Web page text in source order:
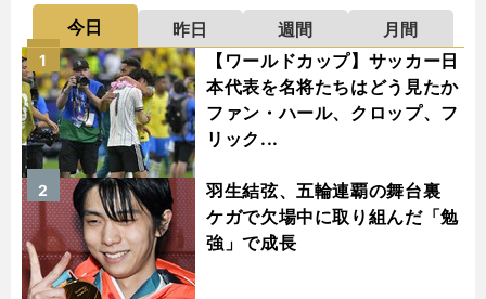
今日 昨日 週間
月間
【ワールドカップ】サッカー日
本代表を名将たちはどう見たか
ファン・ハール、クロップ、フ
リック...
1
羽生結弦、五輪連覇の舞台裏
ケガで欠場中に取り組んだ「勉
強」で成長
2